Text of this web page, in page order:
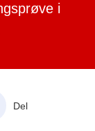
i
Del